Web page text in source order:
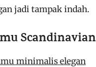
jadi tampak indah.
Scandinavian
minimalis elegan